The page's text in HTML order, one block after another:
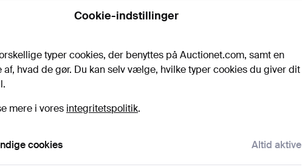
Cookie-indstillinger
typer cookies, der benyttes på Auctionet.com, samt en
af, hvad de gør. Du kan selv vælge, hvilke typer cookies du giver dit
mere i vores integritetspolitik.
cookies Altid aktive